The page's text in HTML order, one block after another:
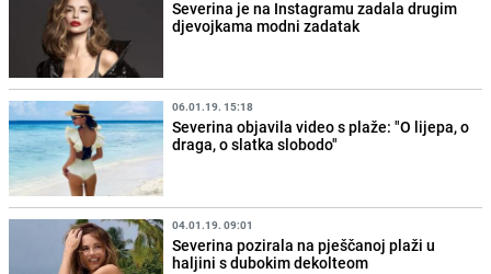
Severina je na Instagramu zadala drugim
djevojkama modni zadatak
06.01.19. 15:18
Severina objavila video s plaže: "O lijepa, o
draga, o slatka slobodo"
04.01.19. 09:01
Severina pozirala na pješčanoj plaži u
haljini s dubokim dekolteom